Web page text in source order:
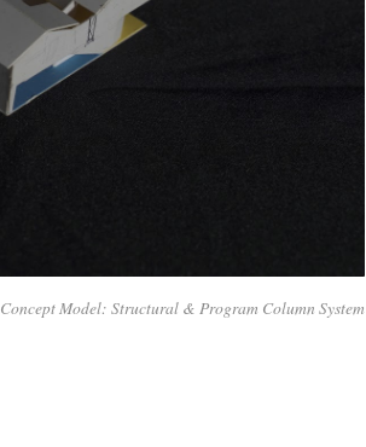
Concept Model: Structural & Program Column System